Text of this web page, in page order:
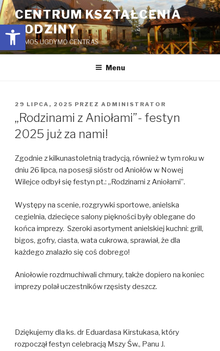
Open toolbar
Przejdź
do
treści
CENTRUM KSZTAŁCENIA
RODZINY
ŠEIMOS UGDYMO CENTRAS
Menu
OPUBLIKOWANE
W
29 LIPCA, 2025 PRZEZ ADMINISTRATOR
„Rodzinami z Aniołami”- festyn
2025 już za nami!
Zgodnie z kilkunastoletnią tradycją, również w tym roku w
dniu 26 lipca, na posesji sióstr od Aniołów w Nowej
Wilejce odbył się festyn pt.: „Rodzinami z Aniołami”.
Występy na scenie, rozgrywki sportowe, anielska
cegielnia, dziecięce salony piękności były oblegane do
końca imprezy. Szeroki asortyment anielskiej kuchni: grill,
bigos, gofry, ciasta, wata cukrowa, sprawiał, że dla
każdego znalazło się coś dobrego!
Aniołowie rozdmuchiwali chmury, także dopiero na koniec
imprezy polał uczestników rzęsisty deszcz.
Dziękujemy dla ks. dr Eduardasa Kirstukasa, który
rozpoczął festyn celebracją Mszy Św., Panu J.